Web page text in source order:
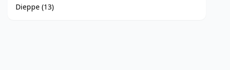
Dieppe (13)